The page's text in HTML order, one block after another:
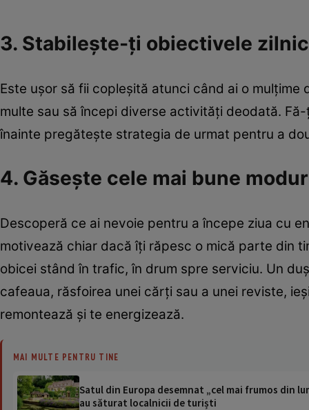
3. Stabileşte-ţi obiectivele
Este uşor să fii copleşită atunci când ai o
multe sau să începi diverse activităţi deodată.
înainte pregăteşte strategia de urmat pentru a
4. Găseşte cele mai bune
Descoperă ce ai nevoie pentru a începe ziua cu
motivează chiar dacă îţi răpesc o mică parte din
obicei stând în trafic, în drum spre serviciu. Un
cafeaua, răsfoirea unei cărţi sau a unei reviste,
remontează şi te energizează.
MAI MULTE PENTRU TINE
Satul din Europa desemnat „cel mai frumos din
au săturat localnicii de turiști